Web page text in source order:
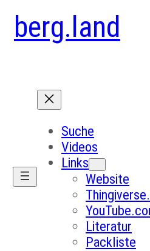
berg.land
Suche
Videos
Links
Website
Literatur
Packliste